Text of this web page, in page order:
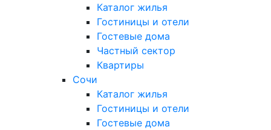
Каталог жилья
Гостиницы и отели
Гостевые дома
Частный сектор
Квартиры
Сочи
Каталог жилья
Гостиницы и отели
Гостевые дома